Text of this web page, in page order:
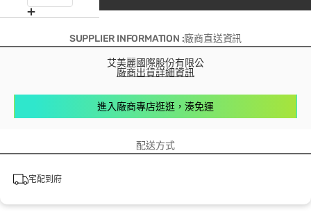
SUPPLIER INFORMATION :廠商直送資訊
艾美麗國際股份有限公
廠商出貨詳細資訊
進入廠商專店逛逛，湊免運
配送方式
宅配到府